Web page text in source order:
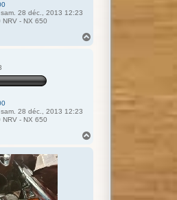
sam. 28 déc., 2013 12:23
NRV - NX 650
sam. 28 déc., 2013 12:23
NRV - NX 650